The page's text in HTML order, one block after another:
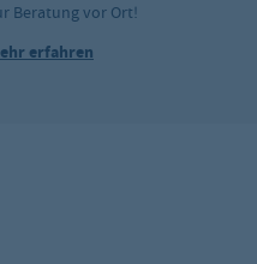
Beratung vor Ort!
erfahren